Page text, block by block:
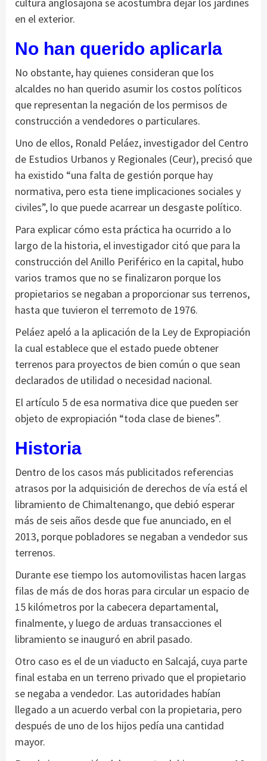
cultura anglosajona se acostumbra dejar los jardines
en el exterior.
No han querido aplicarla
No obstante, hay quienes consideran que los
alcaldes no han querido asumir los costos políticos
que representan la negación de los permisos de
construcción a vendedores o particulares.
Uno de ellos, Ronald Peláez, investigador del Centro
de Estudios Urbanos y Regionales (Ceur), precisó que
ha existido “una falta de gestión porque hay
normativa, pero esta tiene implicaciones sociales y
civiles”, lo que puede acarrear un desgaste político.
Para explicar cómo esta práctica ha ocurrido a lo
largo de la historia, el investigador citó que para la
construcción del Anillo Periférico en la capital, hubo
varios tramos que no se finalizaron porque los
propietarios se negaban a proporcionar sus terrenos,
hasta que tuvieron el terremoto de 1976.
Peláez apeló a la aplicación de la Ley de Expropiación
la cual establece que el estado puede obtener
terrenos para proyectos de bien común o que sean
declarados de utilidad o necesidad nacional.
El artículo 5 de esa normativa dice que pueden ser
objeto de expropiación “toda clase de bienes”.
Historia
Dentro de los casos más publicitados referencias
atrasos por la adquisición de derechos de vía está el
libramiento de Chimaltenango, que debió esperar
más de seis años desde que fue anunciado, en el
2013, porque pobladores se negaban a vendedor sus
terrenos.
Durante ese tiempo los automovilistas hacen largas
filas de más de dos horas para circular un espacio de
15 kilómetros por la cabecera departamental,
finalmente, y luego de arduas transacciones el
libramiento se inauguró en abril pasado.
Otro caso es el de un viaducto en Salcajá, cuya parte
final estaba en un terreno privado que el propietario
se negaba a vendedor. Las autoridades habían
llegado a un acuerdo verbal con la propietaria, pero
después de uno de los hijos pedía una cantidad
mayor.